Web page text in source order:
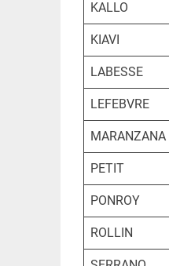
KALLO
KIAVI
LABESSE
LEFEBVRE
MARANZANA
PETIT
PONROY
ROLLIN